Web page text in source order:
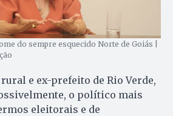
do sempre esquecido Norte de Goiás |
e ex-prefeito de Rio Verde,
o político mais
eleitorais e de